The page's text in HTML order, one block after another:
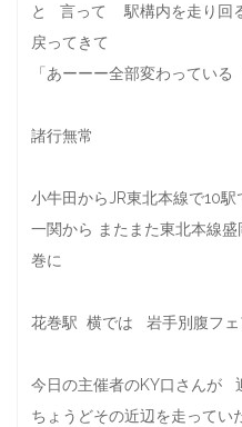
と 言って 駅構内を走り回
戻ってきて
「あーーー全部変わってい
諸行無常
小牛田からJR東北本線で10
一関から またまた東北本線
巻に
花巻駅 横では 岩手別腹フ
今日の主催者のKY口さんが
ちょうどその近辺を走って